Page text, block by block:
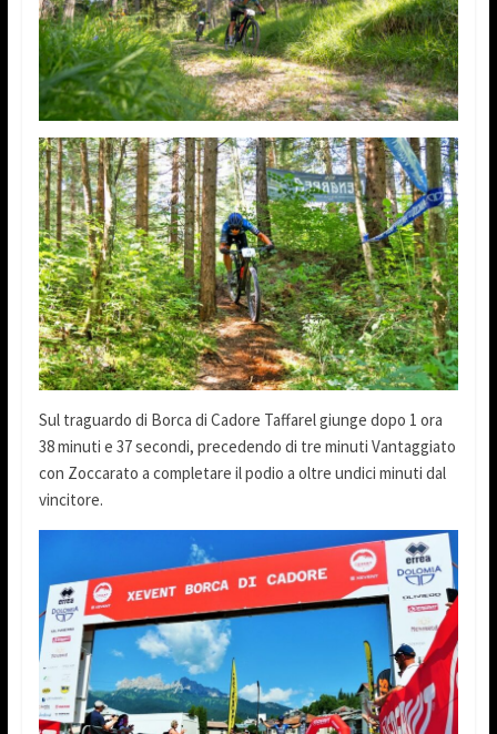
Sul traguardo di Borca di Cadore Taffarel giunge dopo 1 ora
38 minuti e 37 secondi, precedendo di tre minuti Vantaggiato
con Zoccarato a completare il podio a oltre undici minuti dal
vincitore.